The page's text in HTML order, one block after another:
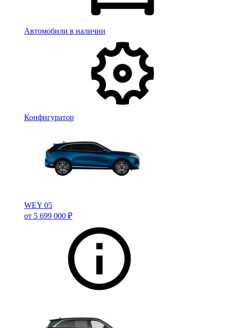
Автомобили в наличии
Конфигуратор
WEY 05
от 5 699 000 ₽